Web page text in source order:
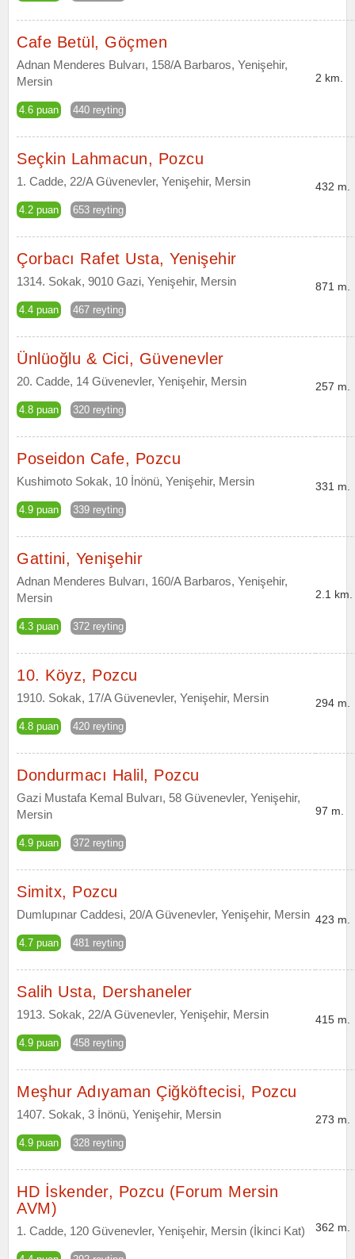
Cafe Betül, Göçmen
Adnan Menderes Bulvarı, 158/A Barbaros, Yenişehir,
Mersin
4.6 puan 440 reyting
2 km.
Seçkin Lahmacun, Pozcu
1. Cadde, 22/A Güvenevler, Yenişehir, Mersin
4.2 puan 653 reyting
432 m.
Çorbacı Rafet Usta, Yenişehir
1314. Sokak, 9010 Gazi, Yenişehir, Mersin
4.4 puan 467 reyting
871 m.
Ünlüoğlu & Cici, Güvenevler
20. Cadde, 14 Güvenevler, Yenişehir, Mersin
4.8 puan 320 reyting
257 m.
Poseidon Cafe, Pozcu
Kushimoto Sokak, 10 İnönü, Yenişehir, Mersin
4.9 puan 339 reyting
331 m.
Gattini, Yenişehir
Adnan Menderes Bulvarı, 160/A Barbaros, Yenişehir,
Mersin
4.3 puan 372 reyting
2.1 km.
10. Köyz, Pozcu
1910. Sokak, 17/A Güvenevler, Yenişehir, Mersin
4.8 puan 420 reyting
294 m.
Dondurmacı Halil, Pozcu
Gazi Mustafa Kemal Bulvarı, 58 Güvenevler, Yenişehir,
Mersin
4.9 puan 372 reyting
97 m.
Simitx, Pozcu
Dumlupınar Caddesi, 20/A Güvenevler, Yenişehir, Mersin
4.7 puan 481 reyting
423 m.
Salih Usta, Dershaneler
1913. Sokak, 22/A Güvenevler, Yenişehir, Mersin
4.9 puan 458 reyting
415 m.
Meşhur Adıyaman Çiğköftecisi, Pozcu
1407. Sokak, 3 İnönü, Yenişehir, Mersin
4.9 puan 328 reyting
273 m.
HD İskender, Pozcu (Forum Mersin
AVM)
1. Cadde, 120 Güvenevler, Yenişehir, Mersin (İkinci Kat) 362 m.